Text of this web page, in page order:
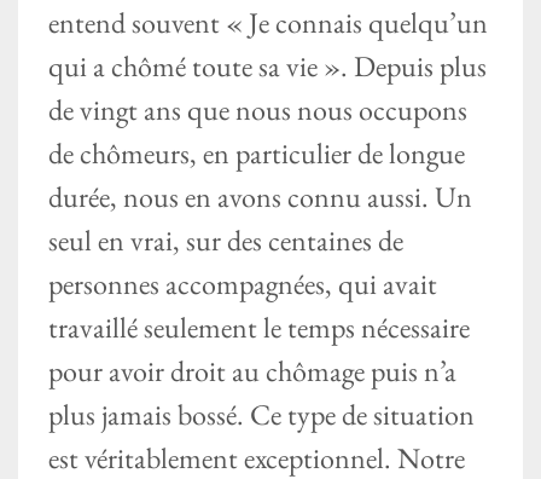
entend souvent « Je connais quelqu’un
qui a chômé toute sa vie ». Depuis plus
de vingt ans que nous nous occupons
de chômeurs, en particulier de longue
durée, nous en avons connu aussi. Un
seul en vrai, sur des centaines de
personnes accompagnées, qui avait
travaillé seulement le temps nécessaire
pour avoir droit au chômage puis n’a
plus jamais bossé. Ce type de situation
est véritablement exceptionnel. Notre